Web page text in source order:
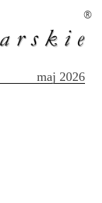
maj 2026
®